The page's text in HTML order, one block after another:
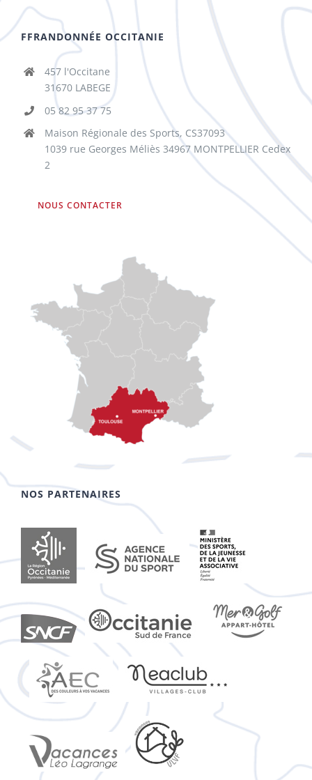
FFRANDONNÉE OCCITANIE
457 l'Occitane
31670 LABEGE
05 82 95 37 75
Maison Régionale des Sports, CS37093
1039 rue Georges Méliès 34967 MONTPELLIER Cedex
2
NOUS CONTACTER
NOS PARTENAIRES